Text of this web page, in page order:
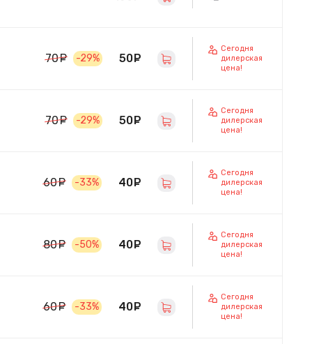
70 руб.
-29% 50 руб.
Сегодня
дилерская
цена!
70 руб.
-29% 50 руб.
Сегодня
дилерская
цена!
60 руб.
-33% 40 руб.
Сегодня
дилерская
цена!
80 руб.
-50% 40 руб.
Сегодня
дилерская
цена!
60 руб.
-33% 40 руб.
Сегодня
дилерская
цена!